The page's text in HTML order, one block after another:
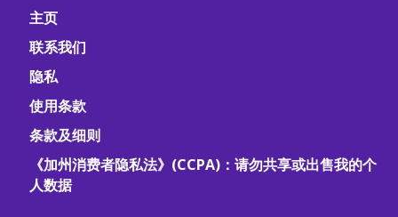
主页
联系我们
隐私
使用条款
条款及细则
《加州消费者隐私法》(CCPA)：请勿共享或出售我的个
人数据